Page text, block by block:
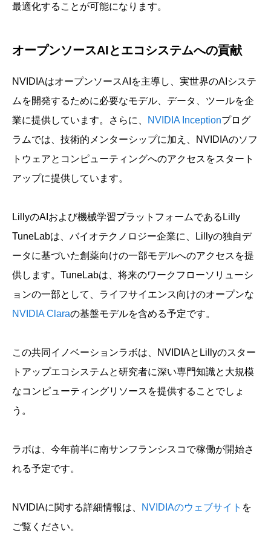
最適化することが可能になります。
オープンソースAIとエコシステムへの貢献
NVIDIAはオープンソースAIを主導し、実世界のAIシステ
ムを開発するために必要なモデル、データ、ツールを企
業に提供しています。さらに、
NVIDIA Inceptionプログ
ラムでは、技術的メンターシップに加え、NVIDIAのソフ
トウェアとコンピューティングへのアクセスをスタート
アップに提供しています。
LillyのAIおよび機械学習プラットフォームであるLilly
TuneLabは、バイオテクノロジー企業に、Lillyの独自デ
ータに基づいた創薬向けの一部モデルへのアクセスを提
供します。TuneLabは、将来のワークフローソリューシ
ョンの一部として、ライフサイエンス向けのオープンな
NVIDIA Claraの基盤モデルを含める予定です。
この共同イノベーションラボは、NVIDIAとLillyのスター
トアップエコシステムと研究者に深い専門知識と大規模
なコンピューティングリソースを提供することでしょ
う。
ラボは、今年前半に南サンフランシスコで稼働が開始さ
れる予定です。
NVIDIAに関する詳細情報は、 NVIDIAのウェブサイト を
ご覧ください。